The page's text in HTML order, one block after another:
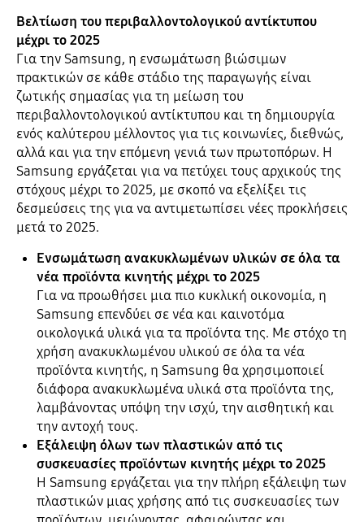
Βελτίωση του περιβαλλοντολογικού αντίκτυπου
μέχρι το 2025
Για την Samsung, η ενσωμάτωση βιώσιμων
πρακτικών σε κάθε στάδιο της παραγωγής είναι
ζωτικής σημασίας για τη μείωση του
περιβαλλοντολογικού αντίκτυπου και τη δημιουργία
ενός καλύτερου μέλλοντος για τις κοινωνίες, διεθνώς,
αλλά και για την επόμενη γενιά των πρωτοπόρων. Η
Samsung εργάζεται για να πετύχει τους αρχικούς της
στόχους μέχρι το 2025, με σκοπό να εξελίξει τις
δεσμεύσεις της για να αντιμετωπίσει νέες προκλήσεις
μετά το 2025.
Ενσωμάτωση ανακυκλωμένων υλικών σε όλα τα
νέα προϊόντα κινητής μέχρι το 2025
Για να προωθήσει μια πιο κυκλική οικονομία, η
Samsung επενδύει σε νέα και καινοτόμα
οικολογικά υλικά για τα προϊόντα της. Με στόχο τη
χρήση ανακυκλωμένου υλικού σε όλα τα νέα
προϊόντα κινητής, η Samsung θα χρησιμοποιεί
διάφορα ανακυκλωμένα υλικά στα προϊόντα της,
λαμβάνοντας υπόψη την ισχύ, την αισθητική και
την αντοχή τους.
Εξάλειψη όλων των πλαστικών από τις
συσκευασίες προϊόντων κινητής μέχρι το 2025
Η Samsung εργάζεται για την πλήρη εξάλειψη των
πλαστικών μιας χρήσης από τις συσκευασίες των